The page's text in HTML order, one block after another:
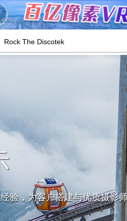
Rock The Discotek
验，为客户搭建与优质摄影